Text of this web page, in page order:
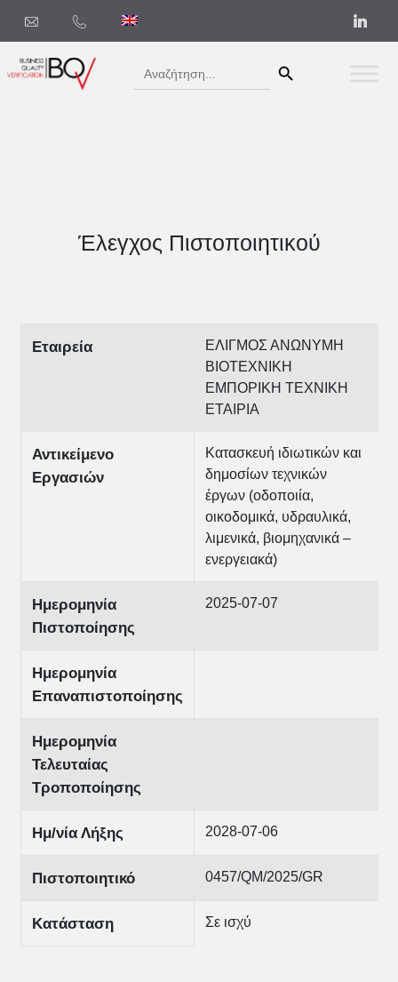
Search
for:
Έλεγχος Πιστοποιητικού
Εταιρεία
ΕΛΙΓΜΟΣ ΑΝΩΝΥΜΗ
ΒΙΟΤΕΧΝΙΚΗ
ΕΜΠΟΡΙΚΗ ΤΕΧΝΙΚΗ
ΕΤΑΙΡΙΑ
Αντικείμενο
Εργασιών
Κατασκευή ιδιωτικών και
δημοσίων τεχνικών
έργων (οδοποιία,
οικοδομικά, υδραυλικά,
λιμενικά, βιομηχανικά –
ενεργειακά)
Ημερομηνία
Πιστοποίησης
2025-07-07
Ημερομηνία
Επαναπιστοποίησης
Ημερομηνία
Τελευταίας
Τροποποίησης
Ημ/νία Λήξης 2028-07-06
Πιστοποιητικό 0457/QM/2025/GR
Κατάσταση Σε ισχύ